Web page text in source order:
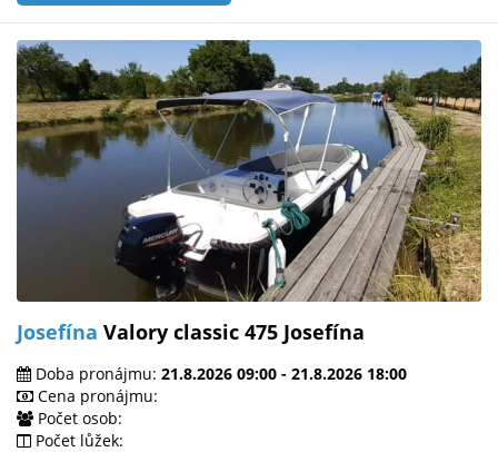
Josefína Valory classic 475 Josefína
Doba pronájmu: 21.8.2026 09:00 - 21.8.2026 18:00
Cena pronájmu:
Počet osob:
Počet lůžek: